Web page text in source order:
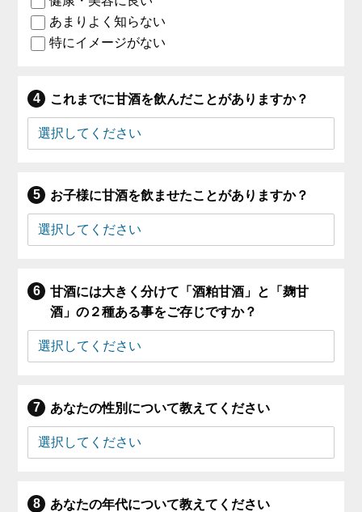
あまりよく知らない
特にイメージがない
これまでに甘酒を飲んだことがありますか？
お子様に甘酒を飲ませたことがありますか？
甘酒には大きく分けて「酒粕甘酒」と「麹甘
酒」の２種ある事をご存じですか？
あなたの性別について教えてください
あなたの年代について教えてください